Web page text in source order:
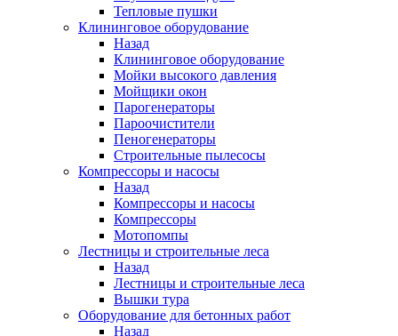
Тепловые пушки
Клининговое оборудование
Назад
Клининговое оборудование
Мойки высокого давления
Мойщики окон
Парогенераторы
Пароочистители
Пеногенераторы
Строительные пылесосы
Компрессоры и насосы
Назад
Компрессоры и насосы
Компрессоры
Мотопомпы
Лестницы и строительные леса
Назад
Лестницы и строительные леса
Вышки тура
Оборудование для бетонных работ
Назад